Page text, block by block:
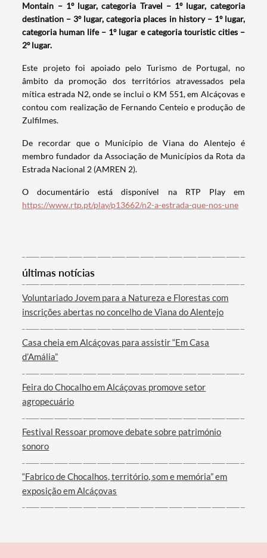
Categorias gerais
Filtros
Montain – 1º lugar, categoria Travel – 1º lugar, categoria
destination – 3º lugar, categoria places in history – 1º lugar,
categoria human life – 1º lugar e categoria touristic cities –
2º lugar.
Este projeto foi apoiado pelo Turismo de Portugal, no
âmbito da promoção dos territórios atravessados pela
mítica estrada N2, onde se inclui o KM 551, em Alcáçovas e
contou com realização de Fernando Centeio e produção de
Zulfilmes.
De recordar que o Município de Viana do Alentejo é
membro fundador da Associação de Municípios da Rota da
Estrada Nacional 2 (AMREN 2).
O documentário está disponível na RTP Play em
https://www.rtp.pt/play/p13662/n2-a-estrada-que-nos-une
últimas notícias
Voluntariado Jovem para a Natureza e Florestas com
inscrições abertas no concelho de Viana do Alentejo
Casa cheia em Alcáçovas para assistir “Em Casa
d’Amália”
Feira do Chocalho em Alcáçovas promove setor
agropecuário
Festival Ressoar promove debate sobre património
sonoro
“Fabrico de Chocalhos, território, som e memória” em
exposição em Alcáçovas